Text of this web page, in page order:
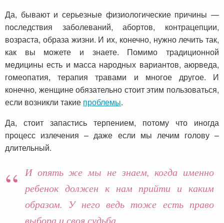
Да, бывают и серьезные физиологические причины —
последствия заболеваний, абортов, контрацепции,
возраста, образа жизни. И их, конечно, нужно лечить так,
как вы можете и знаете. Помимо традиционной
медицины есть и масса народных вариантов, аюрведа,
гомеопатия, терапия травами и многое другое. И
конечно, женщине обязательно стоит этим пользоваться,
если возникли такие проблемы.
Да, стоит запастись терпением, потому что иногда
процесс излечения – даже если мы лечим голову –
длительный.
И опять же мы не знаем, когда именно
ребенок должен к нам прийти и каким
образом. У него ведь тоже есть право
выбора и своя судьба.